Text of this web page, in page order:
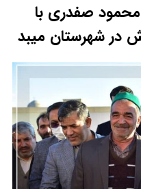
صفدری با
در شهرستان میبد